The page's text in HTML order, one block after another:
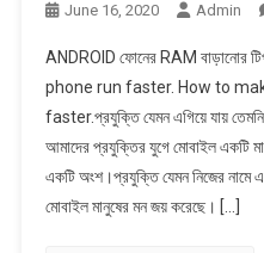
June 16, 2020 Admin
ANDROID ফোনের RAM
phone run faster. How to
faster.প্রযুক্তি যেমন এগিয়ে যায় তেমনি
আমাদের প্রযুক্তির যুগে মোবাইল একটি
একটি অংশ।প্রযুক্তি যেমন নিজের নামে
মোবাইল মানুষের মন জয় করেছে। […]